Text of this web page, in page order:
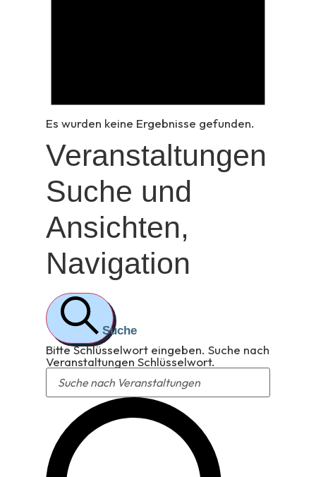
Es wurden keine Ergebnisse gefunden.
Veranstaltungen
Suche und
Ansichten,
Navigation
Suche
Bitte Schlüsselwort eingeben. Suche nach
Veranstaltungen Schlüsselwort.